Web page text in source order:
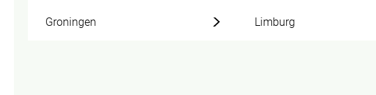
Groningen Limburg